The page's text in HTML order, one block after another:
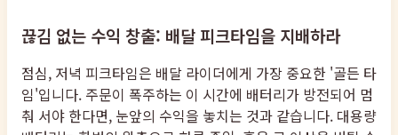
끊김 없는 수익 창출: 배달 피크타임을 지배하라
점심, 저녁 피크타임은 배달 라이더에게 가장 중요한 '골든 타
임'입니다. 주문이 폭주하는 이 시간에 배터리가 방전되어 멈
춰 서야 한다면, 눈앞의 수익을 놓치는 것과 같습니다. 대용량